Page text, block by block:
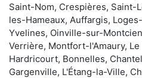
Saint-Nom, Crespières, Saint-
les-Hameaux, Auffargis,
Yvelines, Oinville-sur-
Verrière, Montfort-l'Amaury,
Hardricourt, Bonnelles,
Gargenville, L'Étang-la-Ville,